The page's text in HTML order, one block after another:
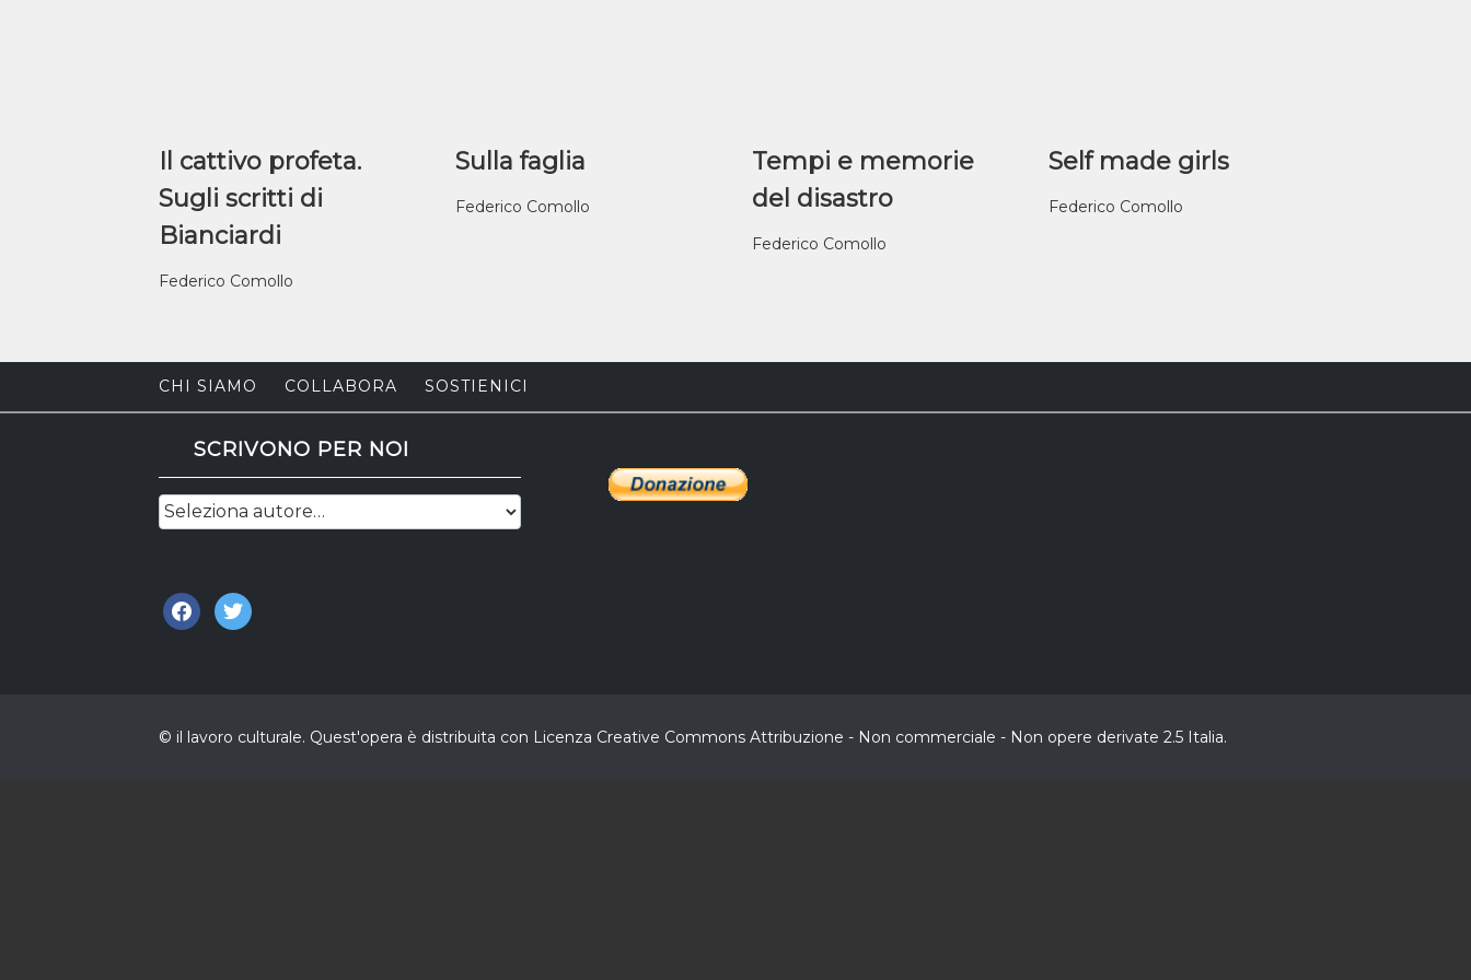
Il cattivo profeta.
Sugli scritti di
Bianciardi
Federico Comollo
Sulla faglia
Federico Comollo
Tempi e memorie
del disastro
Federico Comollo
Self made girls
Federico Comollo
CHI SIAMO COLLABORA SOSTIENICI
SCRIVONO PER NOI
facebook
twitter
© il lavoro culturale. Quest'opera è distribuita con Licenza Creative Commons Attribuzione - Non commerciale - Non opere derivate 2.5 Italia.